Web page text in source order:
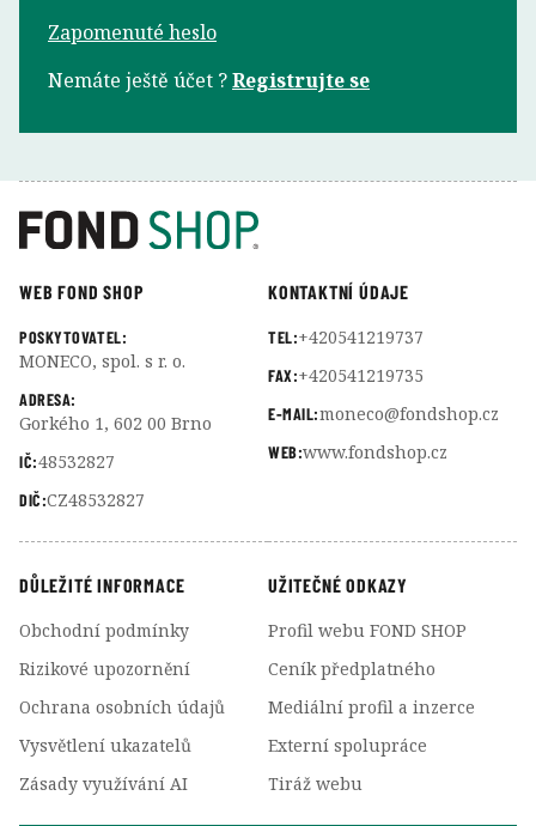
Zapomenuté heslo
Nemáte ještě účet ?Registrujte se
WEB FOND SHOP
POSKYTOVATEL:
MONECO, spol. s r. o.
ADRESA:
Gorkého 1, 602 00 Brno
IČ:48532827
DIČ:CZ48532827
KONTAKTNÍ ÚDAJE
TEL:+420541219737
FAX:+420541219735
E-MAIL:moneco@fondshop.cz
WEB:www.fondshop.cz
DŮLEŽITÉ INFORMACE
Obchodní podmínky
Rizikové upozornění
Ochrana osobních údajů
Vysvětlení ukazatelů
Zásady využívání AI
UŽITEČNÉ ODKAZY
Profil webu FOND SHOP
Ceník předplatného
Mediální profil a inzerce
Externí spolupráce
Tiráž webu